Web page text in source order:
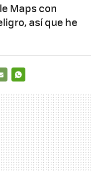
Maps con
así que he